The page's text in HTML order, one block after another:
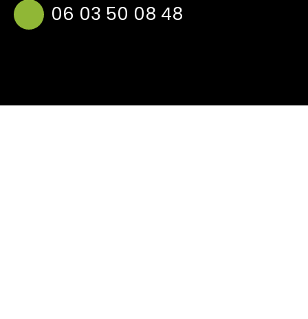
06 03 50 08 48